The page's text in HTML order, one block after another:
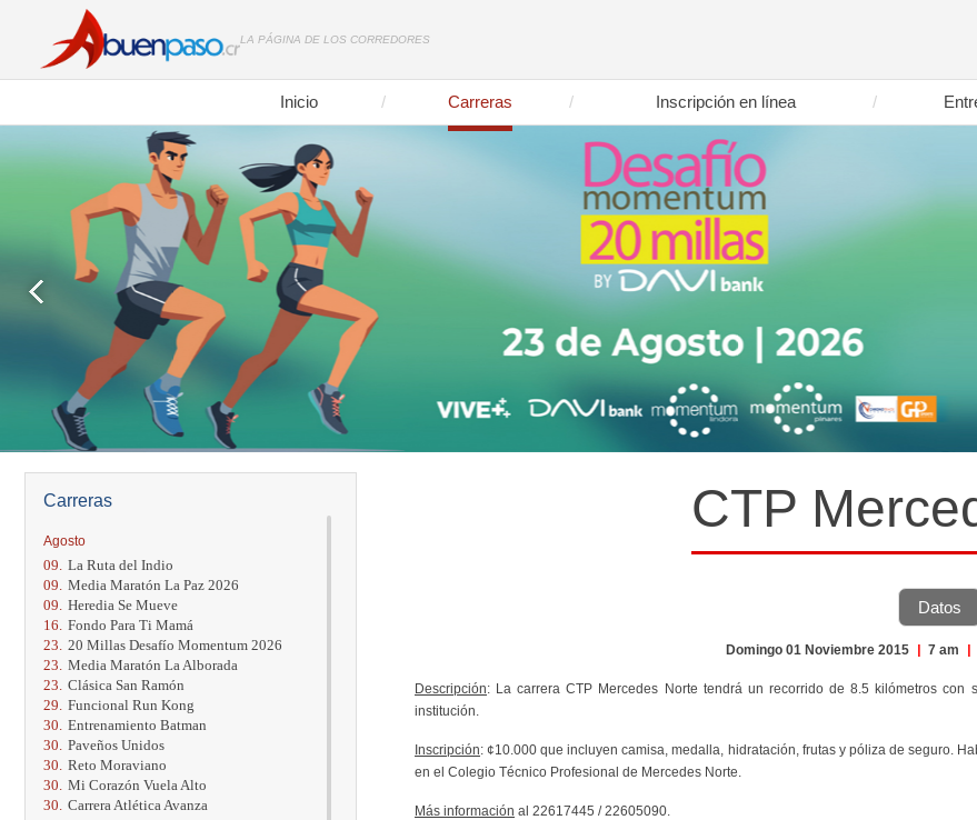
LA PÁGINA DE LOS CORREDORES
Inicio Carreras Inscripción en línea
Carreras
Agosto
09. La Ruta del Indio
09. Media Maratón La Paz 2026
09. Heredia Se Mueve
16. Fondo Para Ti Mamá
23. 20 Millas Desafío Momentum 2026
23. Media Maratón La Alborada
23. Clásica San Ramón
29. Funcional Run Kong
30. Entrenamiento Batman
30. Paveños Unidos
30. Reto Moraviano
30. Mi Corazón Vuela Alto
30. Carrera Atlética Avanza
CTP
Datos
Domingo 01 Noviembre 2015 | 7 am |
Descripción: La carrera CTP Mercedes Norte tendrá un recorrido de 8.5 kilómetros
institución.
Inscripción: ¢10.000 que incluyen camisa, medalla, hidratación, frutas y póliza de seguro.
en el Colegio Técnico Profesional de Mercedes Norte.
Más información al 22617445 / 22605090.